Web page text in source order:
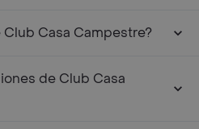
Casa Campestre?
de Club Casa